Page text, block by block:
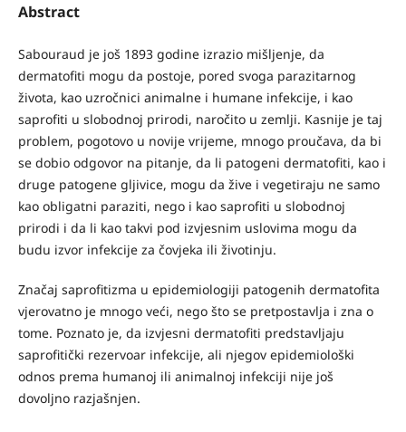
Abstract
Sabouraud je još 1893 godine izrazio mišljenje, da
dermatofiti mogu da postoje, pored svoga parazitarnog
života, kao uzročnici animalne i humane infekcije, i kao
saprofiti u slobodnoj prirodi, naročito u zemlji. Kasnije je taj
problem, pogotovo u novije vrijeme, mnogo proučava, da bi
se dobio odgovor na pitanje, da li patogeni dermatofiti, kao i
druge patogene gljivice, mogu da žive i vegetiraju ne samo
kao obligatni paraziti, nego i kao saprofiti u slobodnoj
prirodi i da li kao takvi pod izvjesnim uslovima mogu da
budu izvor infekcije za čovjeka ili životinju.
Značaj saprofitizma u epidemiologiji patogenih dermatofita
vjerovatno je mnogo veći, nego što se pretpostavlja i zna o
tome. Poznato je, da izvjesni dermatofiti predstavljaju
saprofitički rezervoar infekcije, ali njegov epidemiološki
odnos prema humanoj ili animalnoj infekciji nije još
dovoljno razjašnjen.